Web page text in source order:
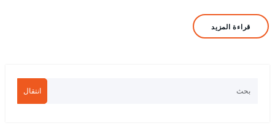
قراءة المزيد
انتقال